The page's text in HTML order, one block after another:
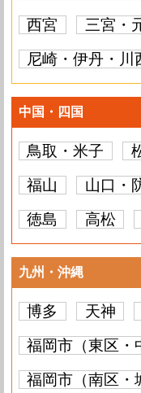
西宮
三宮・
尼崎・伊丹・川
中国・四国
鳥取・米子
福山
山口・
徳島
高松
九州・沖縄
博多 天神
福岡市（東区・
福岡市（南区・